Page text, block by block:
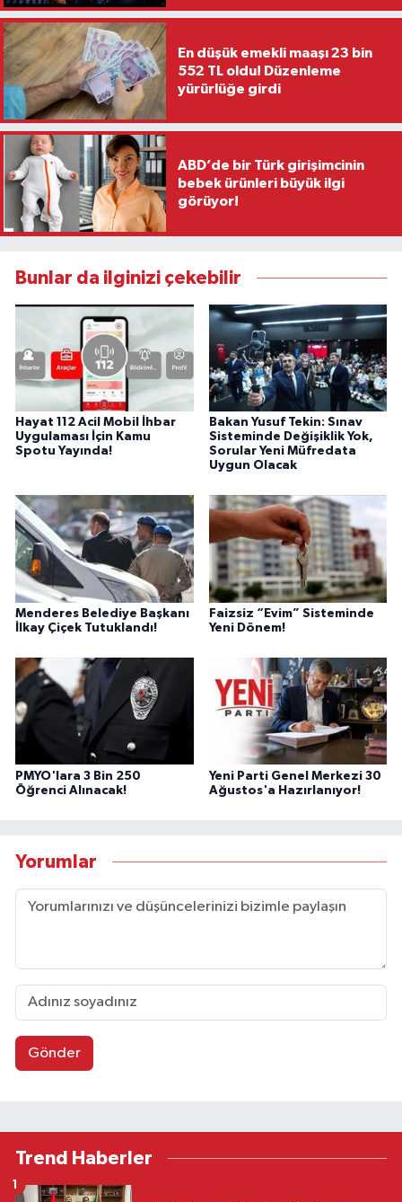
En düşük emekli maaşı 23 bin
552 TL oldu! Düzenleme
yürürlüğe girdi
ABD’de bir Türk girişimcinin
bebek ürünleri büyük ilgi
görüyor!
Bunlar da ilginizi çekebilir
Hayat 112 Acil Mobil İhbar
Uygulaması İçin Kamu
Spotu Yayında!
Bakan Yusuf Tekin: Sınav
Sisteminde Değişiklik Yok,
Sorular Yeni Müfredata
Uygun Olacak
Menderes Belediye Başkanı
İlkay Çiçek Tutuklandı!
Faizsiz “Evim” Sisteminde
Yeni Dönem!
PMYO'lara 3 Bin 250
Öğrenci Alınacak!
Yeni Parti Genel Merkezi 30
Ağustos'a Hazırlanıyor!
Yorumlar
Gönder
Trend Haberler
1